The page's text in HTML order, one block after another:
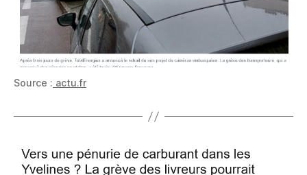
Source : actu.fr